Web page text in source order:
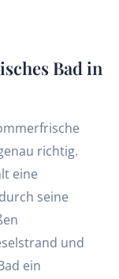
Bad in
richtig.
eine
seine
und
ein